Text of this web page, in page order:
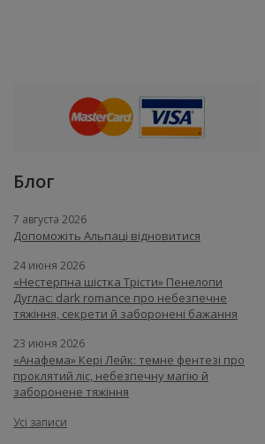
Блог
7 августа 2026
Допоможіть Альпаці відновитися
24 июня 2026
«Нестерпна шістка Трісти» Пенелопи
Дуглас: dark romance про небезпечне
тяжіння, секрети й заборонені бажання
23 июня 2026
«Анафема» Кері Лейк: темне фентезі про
проклятий ліс, небезпечну магію й
заборонене тяжіння
Усі записи